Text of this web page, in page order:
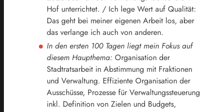
Hof unterrichtet. / Ich lege Wert auf Qualität:
Das geht bei meiner eigenen Arbeit los, aber
das verlange ich auch von anderen.
In den ersten 100 Tagen liegt mein Fokus auf
diesem Haupthema: Organisation der
Stadtratsarbeit in Abstimmung mit Fraktionen
und Verwaltung. Effiziente Organisation der
Ausschüsse, Prozesse für Verwaltungssteuerung
inkl. Definition von Zielen und Budgets,